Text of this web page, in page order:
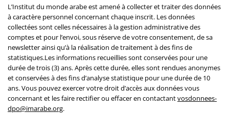
L’Institut du monde arabe est amené à collecter et traiter des données
à caractère personnel concernant chaque inscrit. Les données
collectées sont celles nécessaires à la gestion administrative des
comptes et pour l’envoi, sous réserve de votre consentement, de sa
newsletter ainsi qu’à la réalisation de traitement à des fins de
statistiques.Les informations recueillies sont conservées pour une
durée de trois (3) ans. Après cette durée, elles sont rendues anonymes
et conservées à des fins d’analyse statistique pour une durée de 10
ans. Vous pouvez exercer votre droit d’accès aux données vous
concernant et les faire rectifier ou effacer en contactantvosdonnees-
dpo@imarabe.org.